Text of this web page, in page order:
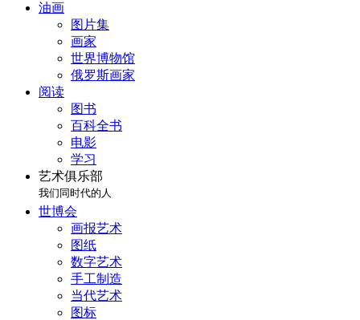
油画
图片集
画家
世界博物馆
俄罗斯画家
阅读
图书
百科全书
电影
学习
艺术俱乐部
我们同时代的人
世博会
画报艺术
图纸
数字艺术
手工制造
当代艺术
图标